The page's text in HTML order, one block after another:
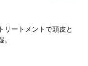
リートメントで頭皮と